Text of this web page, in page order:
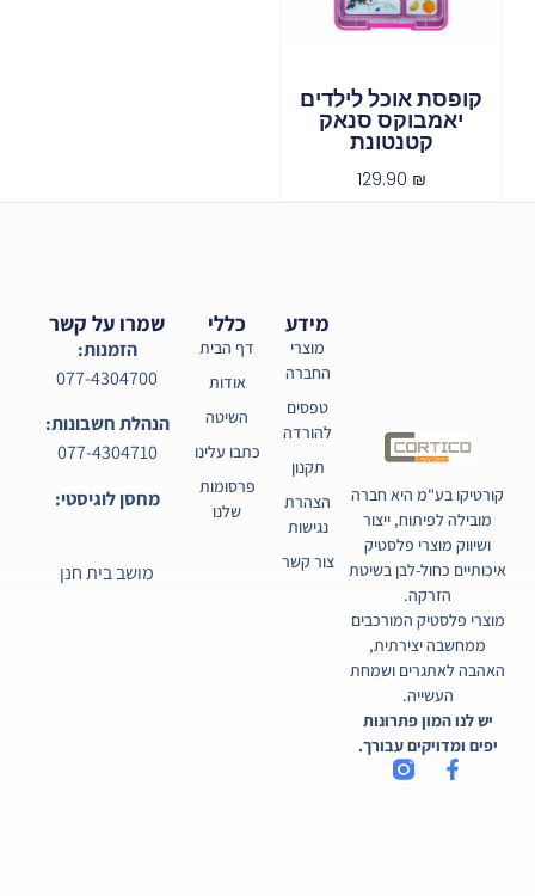
קופסת אוכל לילדים
יאמבוקס סנאק
קטנטונת
129.90 ₪
קורטיקו בע"מ היא חברה
מובילה לפיתוח, ייצור
ושיווק מוצרי פלסטיק
איכותיים כחול-לבן בשיטת
הזרקה.
מוצרי פלסטיק המורכבים
ממחשבה יצירתית,
האהבה לאתגרים ושמחת
העשייה.
יש לנו המון פתרונות
יפים ומדויקים עבורך.
כללי
דף הבית
אודות
השיטה
כתבו עלינו
פרסומות
שלנו
מידע
מוצרי
החברה
טפסים
להורדה
תקנון
הצהרת
נגישות
צור קשר
שמרו על קשר
הזמנות:
077-4304700
הנהלת חשבונות:
077-4304710
מחסן לוגיסטי:
מושב בית חנן